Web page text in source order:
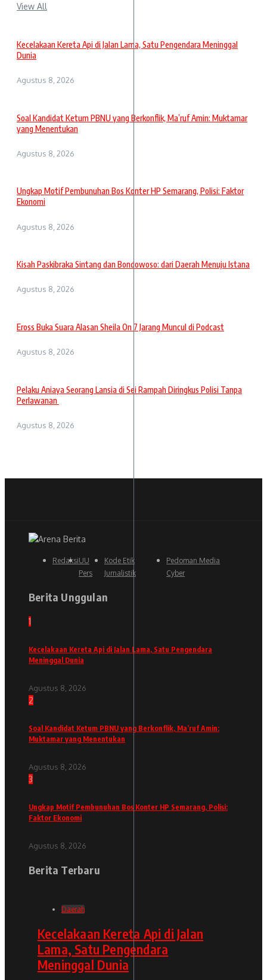
View All
Kecelakaan Kereta Api di Jalan Lama, Satu Pengendara Meninggal
Dunia
Agustus 8, 2026
Soal Kandidat Ketum PBNU yang Berkonflik, Ma’ruf Amin: Muktamar
yang Menentukan
Agustus 8, 2026
Ungkap Motif Pembunuhan Bos Konter HP Semarang, Polisi: Faktor
Ekonomi
Agustus 8, 2026
Kisah Paskibraka Sintang dan Bondowoso: dari Daerah Menuju Istana
Agustus 8, 2026
Eross Buka Suara Alasan Sheila On 7 Jarang Muncul di Podcast
Agustus 8, 2026
Pelaku Aniaya Seorang Lansia di Sei Rampah Diringkus Polisi Tanpa
Perlawanan
Agustus 8, 2026
RedaksiUU
Pers
Kode Etik
Jurnalistik
Pedoman Media
Cyber
Berita Unggulan
1
Kecelakaan Kereta Api di Jalan Lama, Satu Pengendara
Meninggal Dunia
Agustus 8, 2026
2
Soal Kandidat Ketum PBNU yang Berkonflik, Ma’ruf Amin:
Muktamar yang Menentukan
Agustus 8, 2026
3
Ungkap Motif Pembunuhan Bos Konter HP Semarang, Polisi:
Faktor Ekonomi
Agustus 8, 2026
Berita Terbaru
Daerah
Kecelakaan Kereta Api di Jalan
Lama, Satu Pengendara
Meninggal Dunia